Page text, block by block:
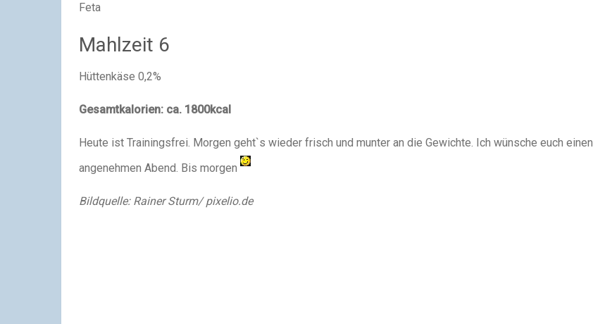
Feta
Mahlzeit 6
Hüttenkäse 0,2%
Gesamtkalorien: ca. 1800kcal
Heute ist Trainingsfrei. Morgen geht`s wieder frisch und munter an die Gewichte. Ich wünsche euch einen
angenehmen Abend. Bis morgen
Bildquelle: Rainer Sturm/ pixelio.de